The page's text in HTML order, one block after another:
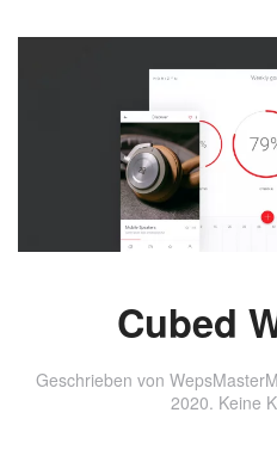
Cubed
Geschrieben von
2020. Keine